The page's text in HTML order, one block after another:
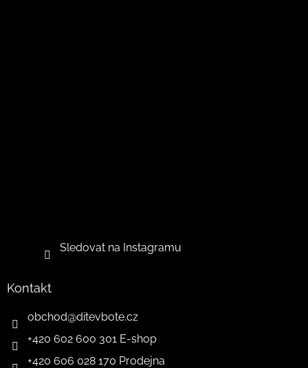
Sledovat na Instagramu
Kontakt
obchod@ditevbote.cz
+420 602 600 301 E-shop
+420 606 028 170 Prodejna